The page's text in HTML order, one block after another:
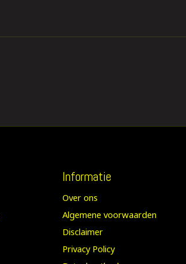
Informatie
Over ons
Algemene voorwaarden
Disclaimer
Privacy Policy